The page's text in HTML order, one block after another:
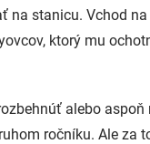
na stanicu. Vchod
ktorý mu
alebo
ročníku. Ale za